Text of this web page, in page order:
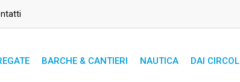
BARCHE & CANTIERI NAUTICA DAI